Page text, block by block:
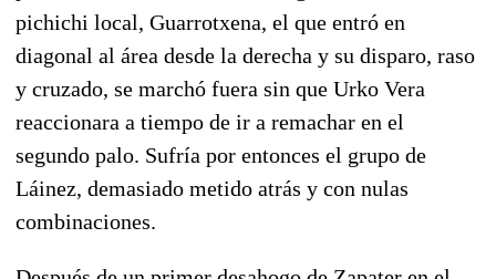
pichichi local, Guarrotxena, el que entró en
diagonal al área desde la derecha y su disparo, raso
y cruzado, se marchó fuera sin que Urko Vera
reaccionara a tiempo de ir a remachar en el
segundo palo. Sufría por entonces el grupo de
Láinez, demasiado metido atrás y con nulas
combinaciones.